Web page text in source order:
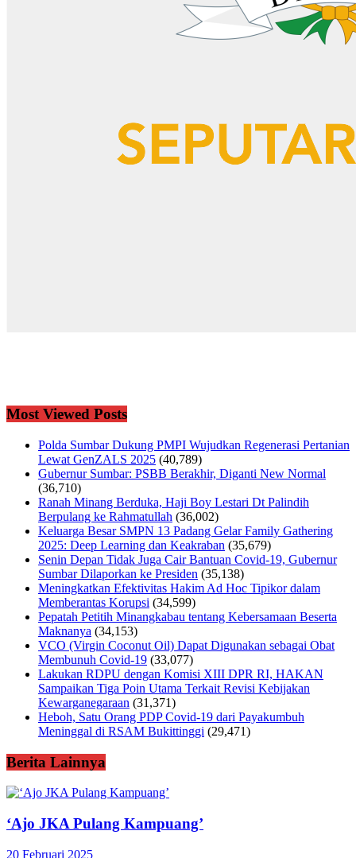
Most Viewed Posts
Polda Sumbar Dukung PMPI Wujudkan Regenerasi Pertanian
Lewat GenZALS 2025 (40,789)
Gubernur Sumbar: PSBB Berakhir, Diganti New Normal
(36,710)
Ranah Minang Berduka, Haji Boy Lestari Dt Palindih
Berpulang ke Rahmatullah (36,002)
Keluarga Besar SMPN 13 Padang Gelar Family Gathering
2025: Deep Learning dan Keakraban (35,679)
Senin Depan Tidak Juga Cair Bantuan Covid-19, Gubernur
Sumbar Dilaporkan ke Presiden (35,138)
Meningkatkan Efektivitas Hakim Ad Hoc Tipikor dalam
Memberantas Korupsi (34,599)
Pepatah Petitih Minangkabau tentang Kebersamaan Beserta
Maknanya (34,153)
VCO (Virgin Coconut Oil) Dapat Digunakan sebagai Obat
Membunuh Covid-19 (33,077)
Lakukan RDPU dengan Komisi XIII DPR RI, HAKAN
Sampaikan Tiga Poin Utama Terkait Revisi Kebijakan
Kewarganegaraan (31,371)
Heboh, Satu Orang PDP Covid-19 dari Payakumbuh
Meninggal di RSAM Bukittinggi (29,471)
Berita Lainnya
‘Ajo JKA Pulang Kampuang’
20 Februari 2025